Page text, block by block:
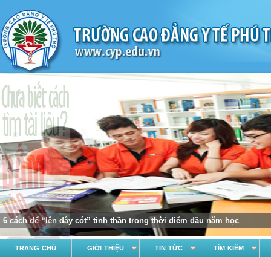
6 cách để “lên dây cót” tinh thần trong thời điểm đầu năm học
TRANG CHỦ GIỚI THIỆU TIN TỨC TÌM KIẾM